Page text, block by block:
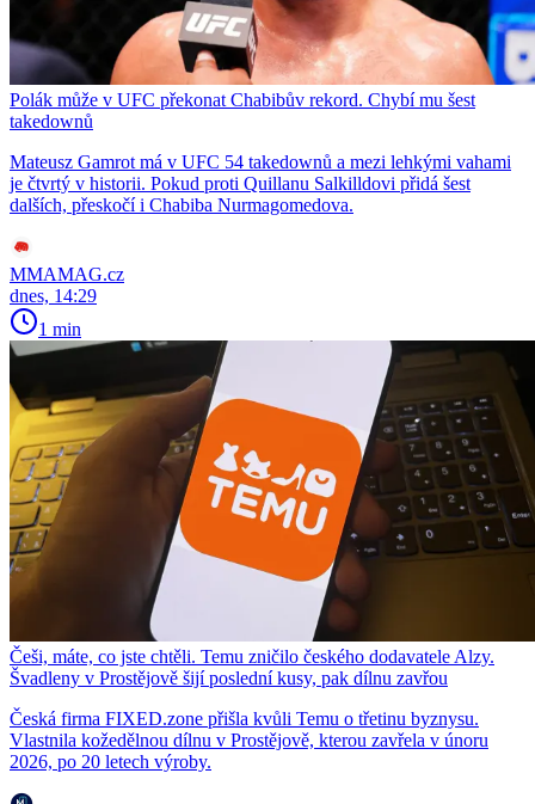
Polák může v UFC překonat Chabibův rekord. Chybí mu šest
takedownů
Mateusz Gamrot má v UFC 54 takedownů a mezi lehkými vahami
je čtvrtý v historii. Pokud proti Quillanu Salkilldovi přidá šest
dalších, přeskočí i Chabiba Nurmagomedova.
MMAMAG.cz
dnes, 14:29
1 min
Češi, máte, co jste chtěli. Temu zničilo českého dodavatele Alzy.
Švadleny v Prostějově šijí poslední kusy, pak dílnu zavřou
Česká firma FIXED.zone přišla kvůli Temu o třetinu byznysu.
Vlastnila kožedělnou dílnu v Prostějově, kterou zavřela v únoru
2026, po 20 letech výroby.